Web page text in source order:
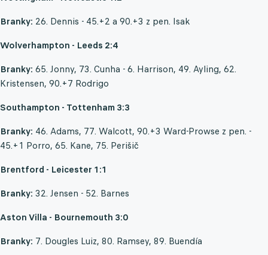
Branky: 26. Dennis - 45.+2 a 90.+3 z pen. Isak
Wolverhampton - Leeds 2:4
Branky: 65. Jonny, 73. Cunha - 6. Harrison, 49. Ayling, 62.
Kristensen, 90.+7 Rodrigo
Southampton - Tottenham 3:3
Branky: 46. Adams, 77. Walcott, 90.+3 Ward-Prowse z pen. -
45.+1 Porro, 65. Kane, 75. Perišič
Brentford - Leicester 1:1
Branky: 32. Jensen - 52. Barnes
Aston Villa - Bournemouth 3:0
Branky: 7. Dougles Luiz, 80. Ramsey, 89. Buendía